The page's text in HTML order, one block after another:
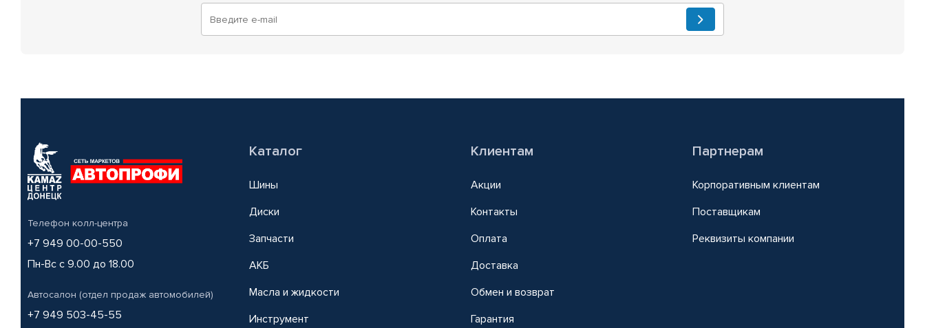
Телефон колл-центра
+7 949 00-00-550
Пн-Вс с 9.00 до 18.00
Автосалон (отдел продаж автомобилей)
+7 949 503-45-55
Каталог
Шины
Диски
Запчасти
АКБ
Масла и жидкости
Инструмент
Клиентам
Акции
Контакты
Оплата
Доставка
Обмен и возврат
Гарантия
Партнерам
Корпоративным клиентам
Поставщикам
Реквизиты компании